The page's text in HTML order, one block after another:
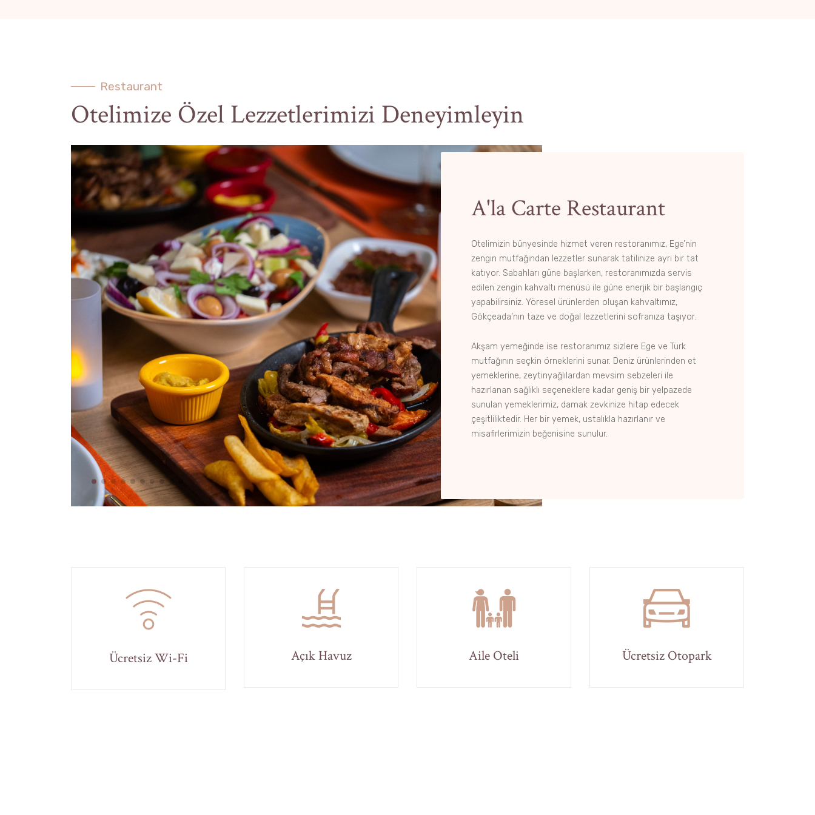
Restaurant
Otelimize Özel Lezzetlerimizi Deneyimleyin
A'la Carte Restaurant
Otelimizin bünyesinde hizmet veren restoranımız, Ege’nin
zengin mutfağından lezzetler sunarak tatilinize ayrı bir tat
katıyor. Sabahları güne başlarken, restoranımızda servis
edilen zengin kahvaltı menüsü ile güne enerjik bir başlangıç
yapabilirsiniz. Yöresel ürünlerden oluşan kahvaltımız,
Gökçeada’nın taze ve doğal lezzetlerini sofranıza taşıyor.
Akşam yemeğinde ise restoranımız sizlere Ege ve Türk
mutfağının seçkin örneklerini sunar. Deniz ürünlerinden et
yemeklerine, zeytinyağlılardan mevsim sebzeleri ile
hazırlanan sağlıklı seçeneklere kadar geniş bir yelpazede
sunulan yemeklerimiz, damak zevkinize hitap edecek
çeşitliliktedir. Her bir yemek, ustalıkla hazırlanır ve
misafirlerimizin beğenisine sunulur.
Ücretsiz Wi-Fi Açık Havuz Aile Oteli Ücretsiz Otopark